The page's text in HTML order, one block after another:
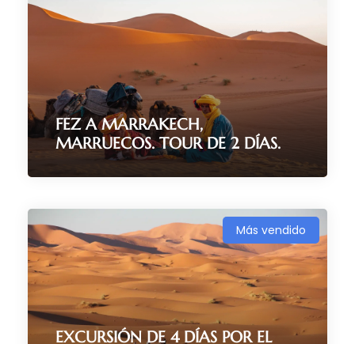
10 Días / 9 Noches
FEZ A MARRAKECH,
MARRUECOS. TOUR DE 2 DÍAS.
2 Días / 1 Noche
(254 Reviews)
Más vendido
EXCURSIÓN DE 4 DÍAS POR EL